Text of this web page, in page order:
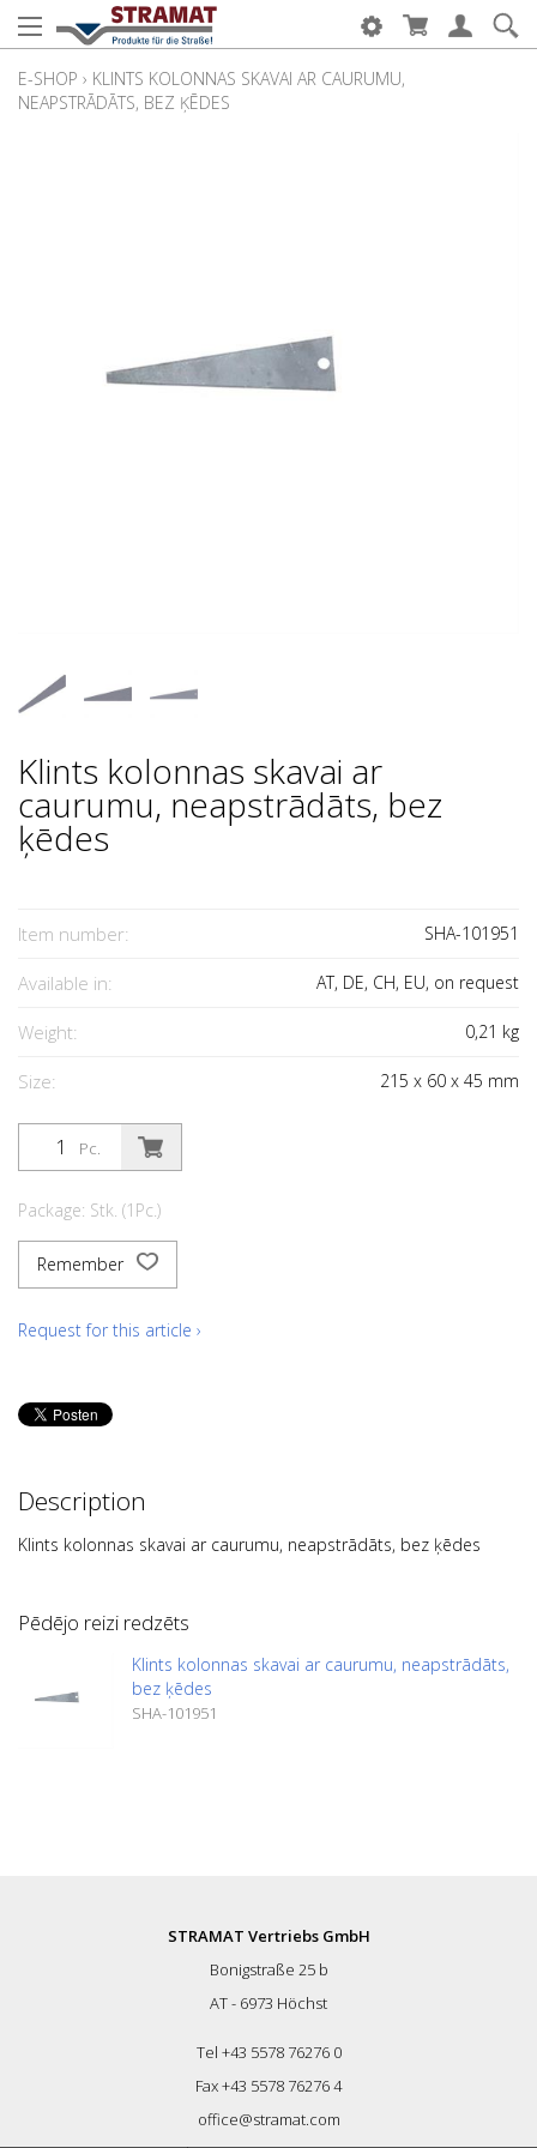
E-SHOP › KLINTS KOLONNAS SKAVAI AR CAURUMU,
NEAPSTRĀDĀTS, BEZ ĶĒDES
Klints kolonnas skavai ar
caurumu, neapstrādāts, bez
ķēdes
Item number: SHA-101951
Available in: AT, DE, CH, EU, on request
Weight: 0,21 kg
Size: 215 x 60 x 45 mm
Pc.
Package: Stk. (1Pc.)
Remember
Request for this article ›
Description
Klints kolonnas skavai ar caurumu, neapstrādāts, bez ķēdes
Pēdējo reizi redzēts
Klints kolonnas skavai ar caurumu, neapstrādāts,
bez ķēdes
SHA-101951
STRAMAT Vertriebs GmbH
Bonigstraße 25 b
AT - 6973 Höchst
Tel +43 5578 76276 0
Fax +43 5578 76276 4
office@stramat.com